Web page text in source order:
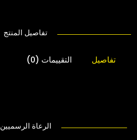
تفاصيل المنتج
تفاصيل التقييمات (0)
الرعاة الرسميين